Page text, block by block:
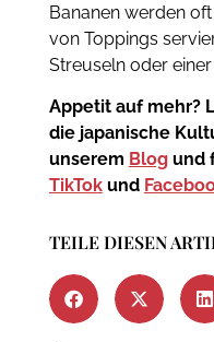
Bananen werden
von Toppings
Streuseln oder
Appetit auf mehr?
die japanische
unserem Blogund
TikTokund
TEILE DIESEN